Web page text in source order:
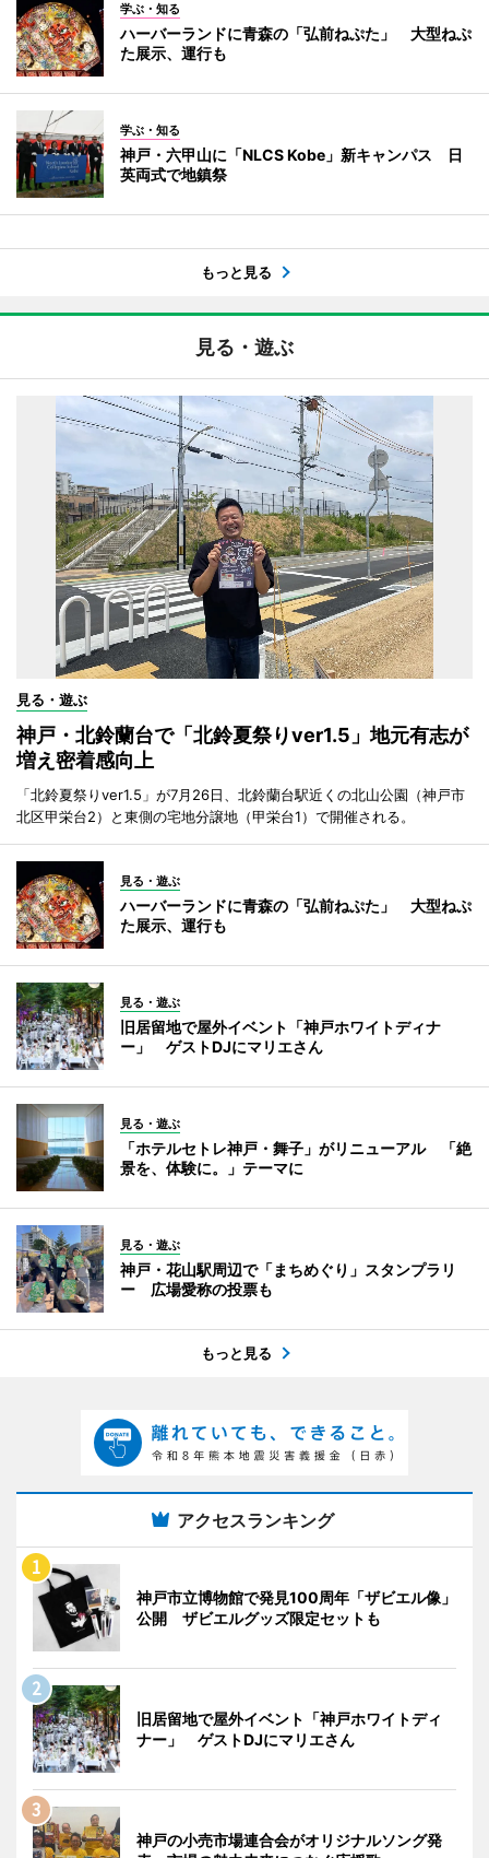
学ぶ・知る
ハーバーランドに青森の「弘前ねぷた」 大型ねぷ
た展示、運行も
学ぶ・知る
神戸・六甲山に「NLCS Kobe」新キャンパス 日
英両式で地鎮祭
もっと見る
見る・遊ぶ
見る・遊ぶ
神戸・北鈴蘭台で「北鈴夏祭りver1.5」地元有志が
増え密着感向上
「北鈴夏祭りver1.5」が7月26日、北鈴蘭台駅近くの北山公園（神戸市
北区甲栄台2）と東側の宅地分譲地（甲栄台1）で開催される。
見る・遊ぶ
ハーバーランドに青森の「弘前ねぷた」 大型ねぷ
た展示、運行も
見る・遊ぶ
旧居留地で屋外イベント「神戸ホワイトディナ
ー」 ゲストDJにマリエさん
見る・遊ぶ
「ホテルセトレ神戸・舞子」がリニューアル 「絶
景を、体験に。」テーマに
見る・遊ぶ
神戸・花山駅周辺で「まちめぐり」スタンプラリ
ー 広場愛称の投票も
もっと見る
アクセスランキング
神戸市立博物館で発見100周年「ザビエル像」
公開 ザビエルグッズ限定セットも
旧居留地で屋外イベント「神戸ホワイトディ
ナー」 ゲストDJにマリエさん
神戸の小売市場連合会がオリジナルソング発